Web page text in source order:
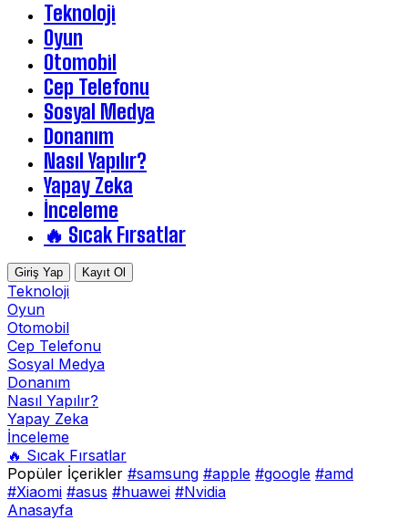
Teknoloji
Oyun
Otomobil
Cep Telefonu
Sosyal Medya
Donanım
Nasıl Yapılır?
Yapay Zeka
İnceleme
🔥 Sıcak Fırsatlar
Giriş Yap Kayıt Ol
Teknoloji
Oyun
Otomobil
Cep Telefonu
Sosyal Medya
Donanım
Nasıl Yapılır?
Yapay Zeka
İnceleme
🔥 Sıcak Fırsatlar
Popüler İçerikler #samsung #apple #google #amd
#Xiaomi #asus #huawei #Nvidia
Anasayfa